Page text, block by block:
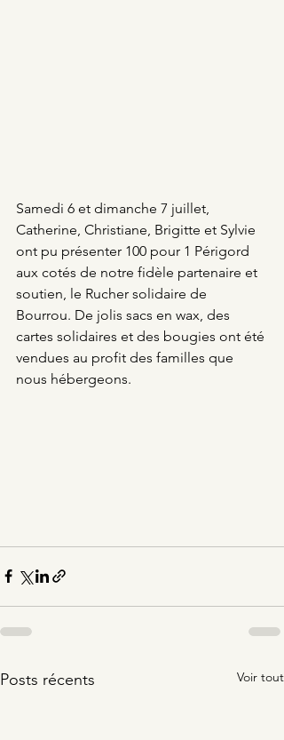
Samedi 6 et dimanche 7 juillet,
Catherine, Christiane, Brigitte et Sylvie
ont pu présenter 100 pour 1 Périgord
aux cotés de notre fidèle partenaire et
soutien, le Rucher solidaire de
Bourrou. De jolis sacs en wax, des
cartes solidaires et des bougies ont été
vendues au profit des familles que
nous hébergeons.
Posts récents Voir tout